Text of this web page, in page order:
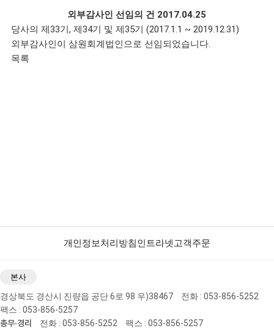
외부감사인 선임의 건 2017.04.25
당사의 제33기, 제34기 및 제35기 (2017.1.1 ~ 2019.12.31)
외부감사인이 삼원회계법인으로 선임되었습니다.
목록
개인정보처리방침인트라넷고객주문
본사
경상북도 경산시 진량읍 공단 6로 98 우)38467
전화 : 053-856-5252
팩스 : 053-856-5257
총무·경리
전화 : 053-856-5252
팩스 : 053-856-5257